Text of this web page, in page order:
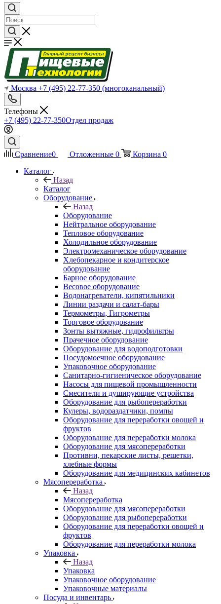
Москва +7 (495) 22-77-350 (многоканальный)
Телефоны
+7 (495) 22-77-350Отдел продаж
Сравнение0 Отложенные 0 Корзина 0
Каталог
Назад
Каталог
Оборудование
Назад
Оборудование
Нейтральное оборудование
Тепловое оборудование
Холодильное оборудование
Электромеханическое оборудование
Хлебопекарное и кондитерское
оборудование
Барное оборудование
Весовое оборудование
Водонагреватели, кипятильники
Линии раздачи и салат-бары
Термометры, Гигрометры
Торговое оборудование
Зонты вытяжные, гидрофильтры
Прачечное оборудование
Оборудование для водоподготовки
Посудомоечное оборудование
Упаковочное оборудование
Санитарно-гигиеническое оборудование
Насосы для пищевой промышленности
Смесители и душирующие устройства
Оборудование для рыбопереработки
Кулеры, водораздатчики, помпы
Оборудование для переработки овощей и
фруктов
Оборудование для переработки молока
Оборудование для мясопереработки
Противни, пекарские листы, решетки,
хлебные формы
Оборудование для медицинских кабинетов
Мясопереработка
Назад
Мясопереработка
Оборудование для мясопереработки
Оборудование для рыбопереработки
Оборудование для переработки овощей и
фруктов
Оборудование для переработки молока
Упаковка
Назад
Упаковка
Упаковочное оборудование
Упаковочные материалы
Посуда и инвентарь